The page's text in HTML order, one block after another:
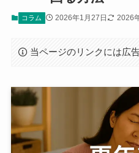
コラム 2026年1月27日 2026
当ページのリンクには広